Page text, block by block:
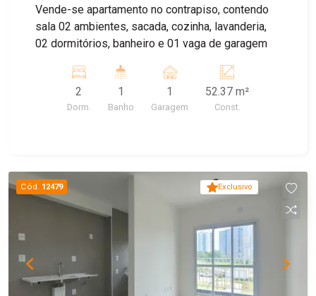
Vende-se apartamento no contrapiso, contendo
sala 02 ambientes, sacada, cozinha, lavanderia,
02 dormitórios, banheiro e 01 vaga de garagem
2
Dorm.
1
Banho
1
Garagem
52.37 m²
Const.
Exclusivo
Cód. 12479